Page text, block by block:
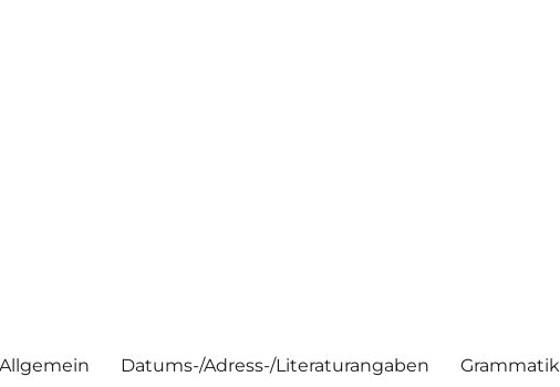
Allgemein Datums-/Adress-/Literaturangaben Grammatik